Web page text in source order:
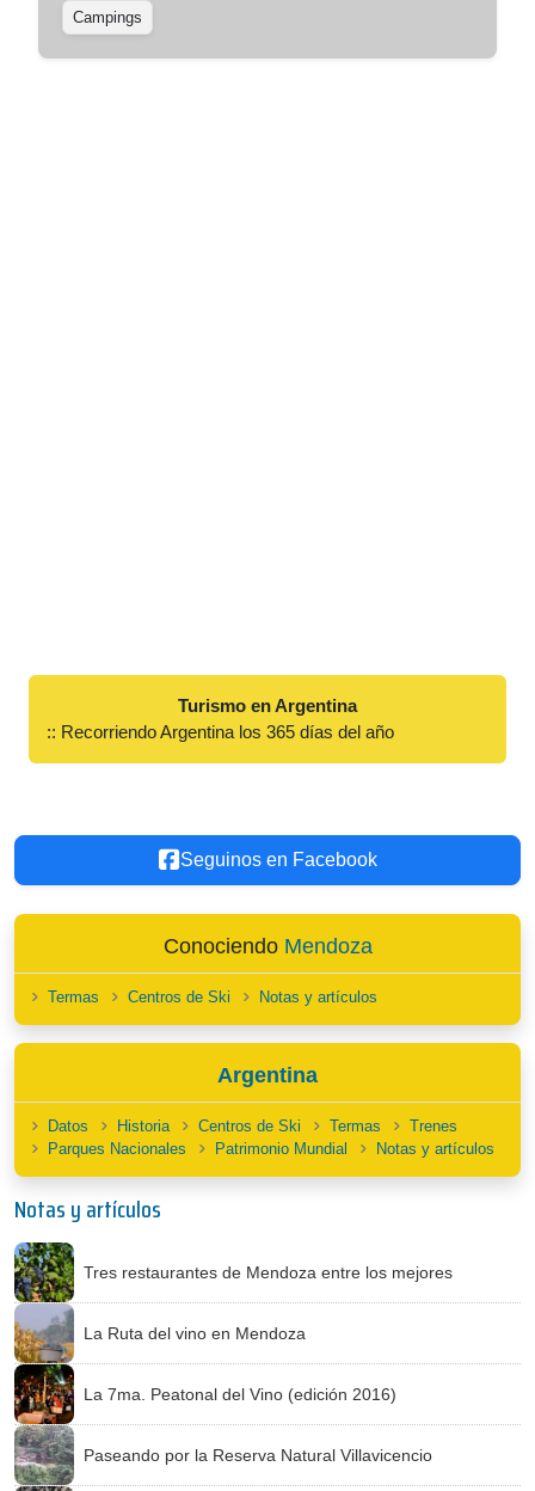
Campings
Turismo en Argentina
:: Recorriendo Argentina los 365 días del año
Seguinos en Facebook
Conociendo Mendoza
Termas Centros de Ski Notas y artículos
Argentina
Datos Historia Centros de Ski Termas
Trenes
Parques Nacionales
Patrimonio Mundial Notas y artículos
Notas y artículos
Tres restaurantes de Mendoza entre los mejores
La Ruta del vino en Mendoza
La 7ma. Peatonal del Vino (edición 2016)
Paseando por la Reserva Natural Villavicencio